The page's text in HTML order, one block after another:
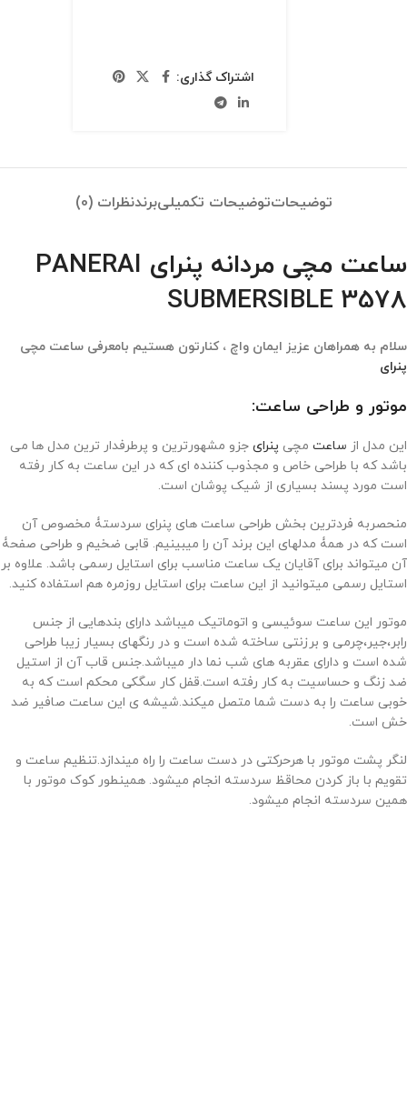
اشتراک گذاری:
توضیحاتتوضیحات تکمیلیبرندنظرات (0)
ساعت مچی مردانه پنرای PANERAI
SUBMERSIBLE 3578
سلام به همراهان عزیز ایمان واچ ، کنارتون هستیم بامعرفی ساعت مچی
پنرای
موتور و طراحی ساعت:
این مدل از ساعت مچی پنرای جزو مشهورترین و پرطرفدار ترین مدل ها می
باشد که با طراحی خاص و مجذوب کننده ای که در این ساعت به کار رفته
است مورد پسند بسیاری از شیک پوشان است.
منحصربه فردترین بخش طراحی ساعت های پنرای سردستۀ مخصوص آن
است که در همۀ مدلهای این برند آن را میبینیم. قابی ضخیم و طراحی صفحۀ
آن میتواند برای آقایان یک ساعت مناسب برای استایل رسمی باشد. علاوه بر
استایل رسمی میتوانید از این ساعت برای استایل روزمره هم استفاده کنید.
موتور این ساعت سوئیسی و اتوماتیک میباشد دارای بندهایی از جنس
رابر،جیر،چرمی و برزنتی ساخته شده است و در رنگهای بسیار زیبا طراحی
شده است و دارای عقربه های شب نما دار میباشد.جنس قاب آن از استیل
ضد زنگ و حساسیت به کار رفته است.قفل کار سگکی محکم است که به
خوبی ساعت را به دست شما متصل میکند.شیشه ی این ساعت صافیر ضد
خش است.
لنگر پشت موتور با هرحرکتی در دست ساعت را راه میندازد.تنظیم ساعت و
تقویم با باز کردن محاقظ سردسته انجام میشود. همینطور کوک موتور با
همین سردسته انجام میشود.